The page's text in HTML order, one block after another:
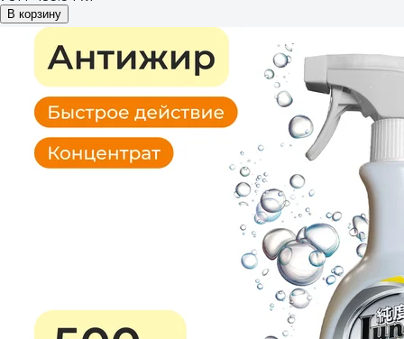
В корзину